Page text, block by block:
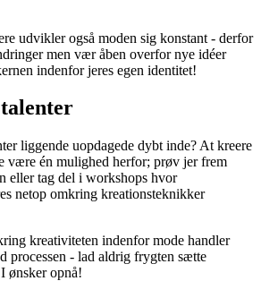
udvikler også moden sig konstant - derfor
men vær åben overfor nye idéer
indenfor jeres egen identitet!
liggende uopdagede dybt inde? At kreere
være én mulighed herfor; prøv jer frem
eller tag del i workshops hvor
netop omkring kreationsteknikker
kreativiteten indenfor mode handler
processen - lad aldrig frygten sætte
ønsker opnå!